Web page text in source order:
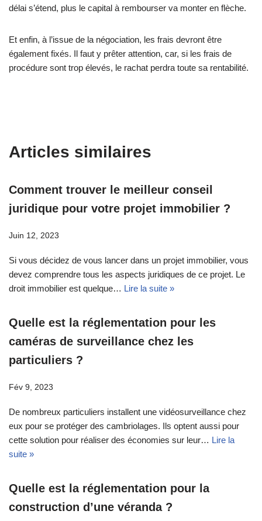
délai s’étend, plus le capital à rembourser va monter en flèche.
Et enfin, à l’issue de la négociation, les frais devront être
également fixés. Il faut y prêter attention, car, si les frais de
procédure sont trop élevés, le rachat perdra toute sa rentabilité.
Articles similaires
Comment trouver le meilleur conseil
juridique pour votre projet immobilier ?
Juin 12, 2023
Si vous décidez de vous lancer dans un projet immobilier, vous
devez comprendre tous les aspects juridiques de ce projet. Le
droit immobilier est quelque… Lire la suite »
Quelle est la réglementation pour les
caméras de surveillance chez les
particuliers ?
Fév 9, 2023
De nombreux particuliers installent une vidéosurveillance chez
eux pour se protéger des cambriolages. Ils optent aussi pour
cette solution pour réaliser des économies sur leur… Lire la
suite »
Quelle est la réglementation pour la
construction d’une véranda ?